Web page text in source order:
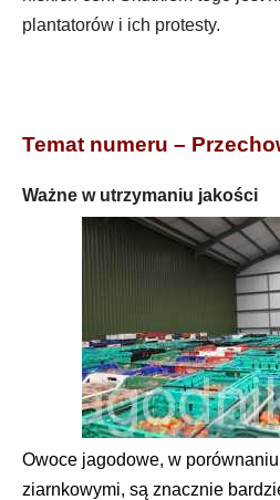
plantatorów i ich protesty.
Temat numeru –
Ważne w utrzymaniu jakości
Owoce jagodowe, w
ziarnkowymi, są znacznie